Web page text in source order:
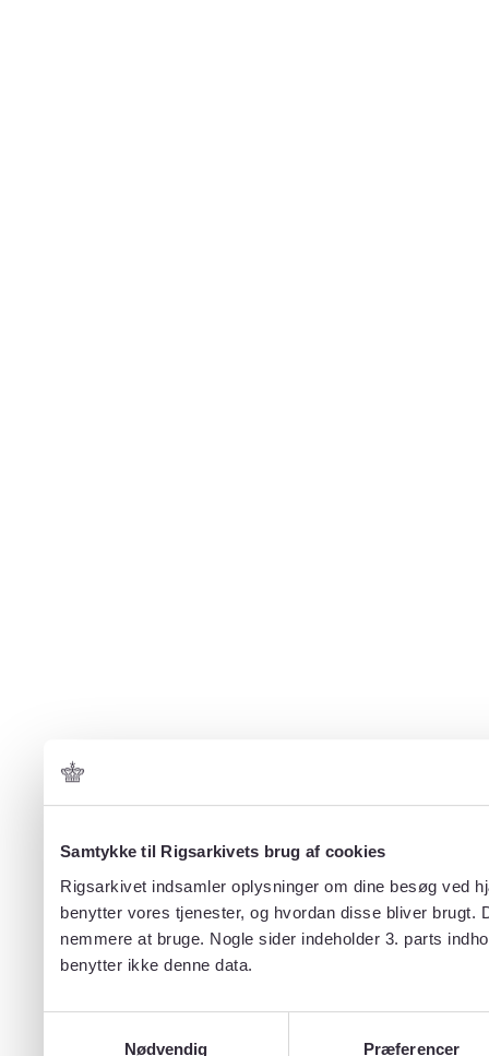
Samtykke til Rigsarkivets brug af cookies
Rigsarkivet indsamler oplysninger om dine besøg ved
benytter vores tjenester, og hvordan disse bliver
nemmere at bruge. Nogle sider indeholder 3. parts
benytter ikke denne data.
Nødvendig
Præferencer